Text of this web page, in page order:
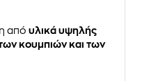
από υλικά υψηλής
κουμπιών και των